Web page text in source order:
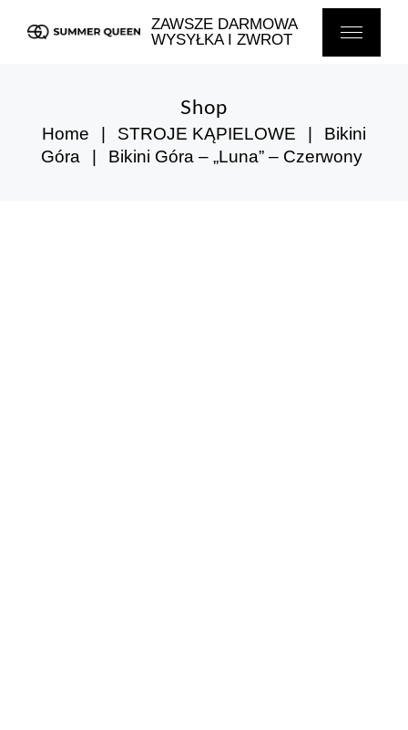
ZAWSZE DARMOWA
WYSYŁKA I ZWROT
Shop
Home STROJE KĄPIELOWE
Bikini
Góra
Bikini Góra – „Luna” – Czerwony